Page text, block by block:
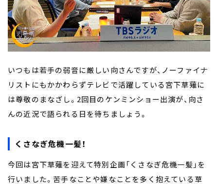
いつもは若手の弱音に厳しい向さんですが、ノーファイナ
リストにもかかわらずテレビで活躍している宮下草薙に
は尊敬のまなざし。2回目のケンミンショー出演が、向さ
んの近況で語られる日を待ちましょう。
くさなぎ危機一髪！
今回は宮下草薙を迎えて特別企画「くさなぎ危機一髪」を
行いました。苦手なことや嫌なことを多く抱えている草